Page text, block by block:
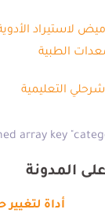
لاستيراد
الطبية
التعليمية
المدونة
أداة